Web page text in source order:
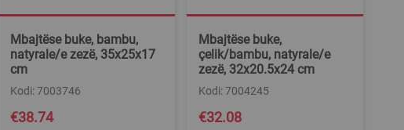
Mbajtëse buke, bambu,
natyrale/e zezë, 35x25x17
cm
Kodi: 7003746
€38.74
Mbajtëse buke,
çelik/bambu, natyrale/e
zezë, 32x20.5x24 cm
Kodi: 7004245
€32.08